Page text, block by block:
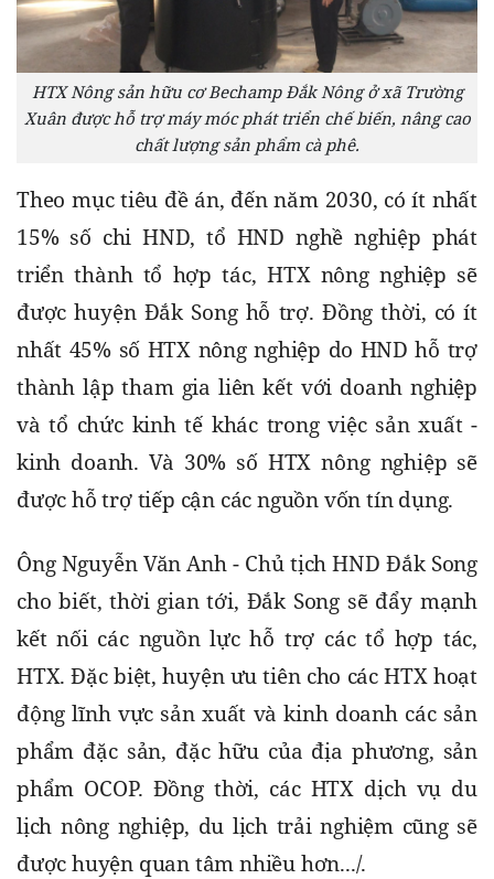
HTX Nông sản hữu cơ Bechamp Đắk Nông ở xã Trường
Xuân được hỗ trợ máy móc phát triển chế biến, nâng cao
chất lượng sản phẩm cà phê.
Theo mục tiêu đề án, đến năm 2030, có ít nhất
15% số chi HND, tổ HND nghề nghiệp phát
triển thành tổ hợp tác, HTX nông nghiệp sẽ
được huyện Đắk Song hỗ trợ. Đồng thời, có ít
nhất 45% số HTX nông nghiệp do HND hỗ trợ
thành lập tham gia liên kết với doanh nghiệp
và tổ chức kinh tế khác trong việc sản xuất -
kinh doanh. Và 30% số HTX nông nghiệp sẽ
được hỗ trợ tiếp cận các nguồn vốn tín dụng.
Ông Nguyễn Văn Anh - Chủ tịch HND Đắk Song
cho biết, thời gian tới, Đắk Song sẽ đẩy mạnh
kết nối các nguồn lực hỗ trợ các tổ hợp tác,
HTX. Đặc biệt, huyện ưu tiên cho các HTX hoạt
động lĩnh vực sản xuất và kinh doanh các sản
phẩm đặc sản, đặc hữu của địa phương, sản
phẩm OCOP. Đồng thời, các HTX dịch vụ du
lịch nông nghiệp, du lịch trải nghiệm cũng sẽ
được huyện quan tâm nhiều hơn.../.